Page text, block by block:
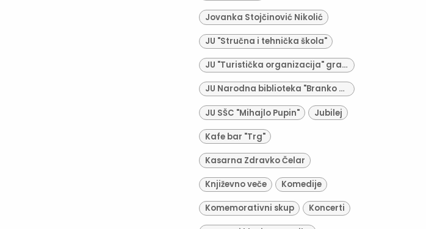
Jovanka Stojčinović Nikolić
JU "Stručna i tehnička škola"
JU "Turistička organizacija" grada Derventa
JU Narodna biblioteka "Branko Radičević"
JU SŠC "Mihajlo Pupin" Jubilej
Kafe bar "Trg"
Kasarna Zdravko Čelar
Književno veče Komedije
Komemorativni skup Koncerti